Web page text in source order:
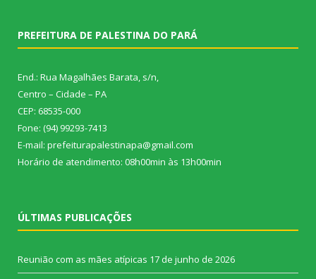
PREFEITURA DE PALESTINA DO PARÁ
End.: Rua Magalhães Barata, s/n,
Centro – Cidade – PA
CEP: 68535-000
Fone: (94) 99293-7413
E-mail: prefeiturapalestinapa@gmail.com
Horário de atendimento: 08h00min às 13h00min
ÚLTIMAS PUBLICAÇÕES
Reunião com as mães atípicas 17 de junho de 2026